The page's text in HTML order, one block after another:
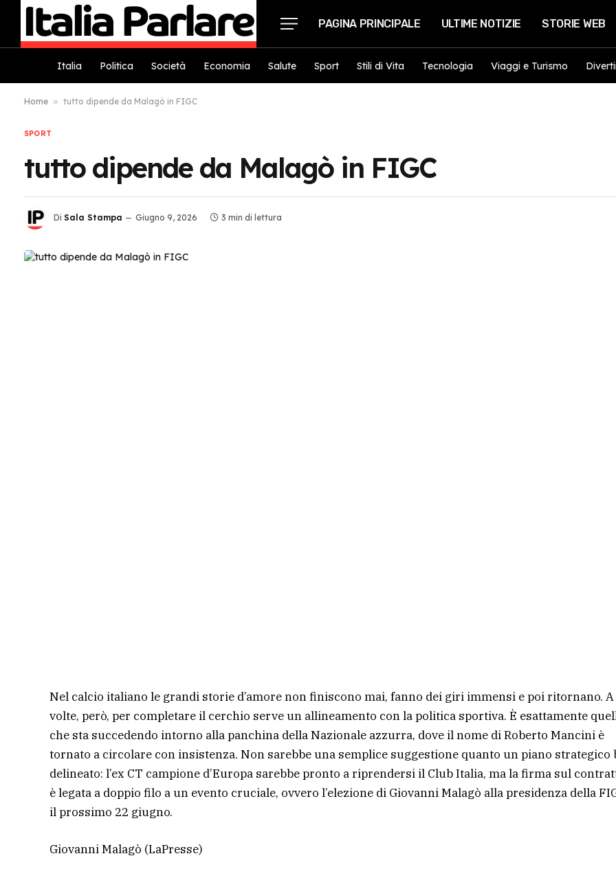
PAGINA PRINCIPALE ULTIME NOTIZIE STORIE WEB
Italia Politica Società Economia Salute Sport Stili di Vita Tecnologia Viaggi e Turismo
Home » tutto dipende da Malagò in FIGC
SPORT
tutto dipende da Malagò in FIGC
Di Sala Stampa Giugno 9, 2026 3 min di lettura
Nel calcio italiano le grandi storie d’amore non finiscono mai, fanno dei giri immensi e poi ritornano. A
volte, però, per completare il cerchio serve un allineamento con la politica sportiva. È esattamente
che sta succedendo intorno alla panchina della Nazionale azzurra, dove il nome di Roberto Mancini è
tornato a circolare con insistenza. Non sarebbe una semplice suggestione quanto un piano strategico
delineato: l’ex CT campione d’Europa sarebbe pronto a riprendersi il Club Italia, ma la firma sul
è legata a doppio filo a un evento cruciale, ovvero l’elezione di Giovanni Malagò alla presidenza della
il prossimo 22 giugno.
Giovanni Malagò (LaPresse)